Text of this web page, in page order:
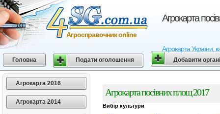
Агрокарта
Агрокарта України,
Агросправочник online
Головна Подати оголошення Добавити
Агрокарта 2016
Агрокарта 2014
Агрокарта посівних площ 2017
Вибір культури